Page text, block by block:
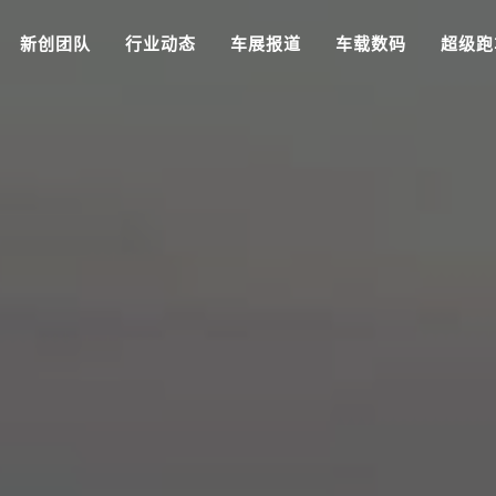
新创团队 行业动态 车展报道 车载数码 超级